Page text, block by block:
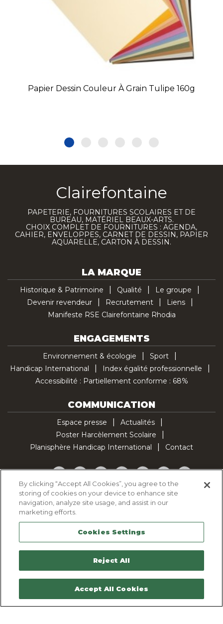
Papier Dessin Couleur À Grain Tulipe 160g
Clairefontaine
PAPETERIE, FOURNITURES SCOLAIRES ET DE
BUREAU, MATÉRIEL BEAUX-ARTS.
CHOIX COMPLET DE FOURNITURES : AGENDA,
CAHIER, ENVELOPPES, CARNET DE DESSIN, PAPIER
AQUARELLE, CARTON À DESSIN.
LA MARQUE
Historique & Patrimoine Qualité
Le groupe
Devenir revendeur
Recrutement
Liens
Manifeste RSE Clairefontaine Rhodia
ENGAGEMENTS
Environnement & écologie
Sport
Handicap International
Index égalité professionnelle
Accessibilité : Partiellement conforme : 68%
COMMUNICATION
Espace presse
Actualités
Poster Harcèlement Scolaire
Planisphère Handicap International
Contact
Facebook
TwitterYouTubePinterestInstagramLinkedInTikTok
Politique d'utilisation des cookies
Politique de confidentialité
Mentions légales
Plan du site
Contactez-nous
By clicking “Accept All Cookies”, you agree to the
storing of cookies on your device to enhance site
navigation, analyze site usage, and assist in our
marketing efforts.
Cookies Settings
Reject All
Accept All Cookies